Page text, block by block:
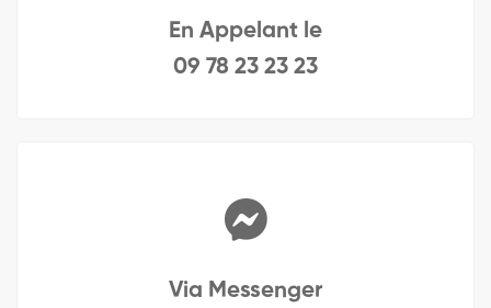
En Appelant le
09 78 23 23 23
Via Messenger